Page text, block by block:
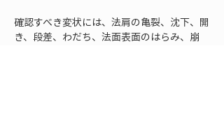
確認すべき変状には、法肩の亀裂、沈下、開
き、段差、わだち、法面表面のはらみ、崩